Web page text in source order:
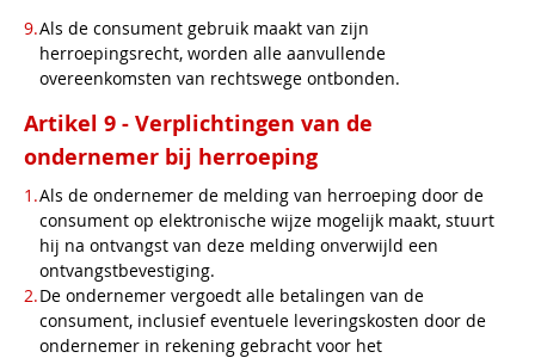
Als de consument gebruik maakt van zijn
herroepingsrecht, worden alle aanvullende
overeenkomsten van rechtswege ontbonden.
Artikel 9 - Verplichtingen van de
ondernemer bij herroeping
Als de ondernemer de melding van herroeping door de
consument op elektronische wijze mogelijk maakt, stuurt
hij na ontvangst van deze melding onverwijld een
ontvangstbevestiging.
De ondernemer vergoedt alle betalingen van de
consument, inclusief eventuele leveringskosten door de
ondernemer in rekening gebracht voor het